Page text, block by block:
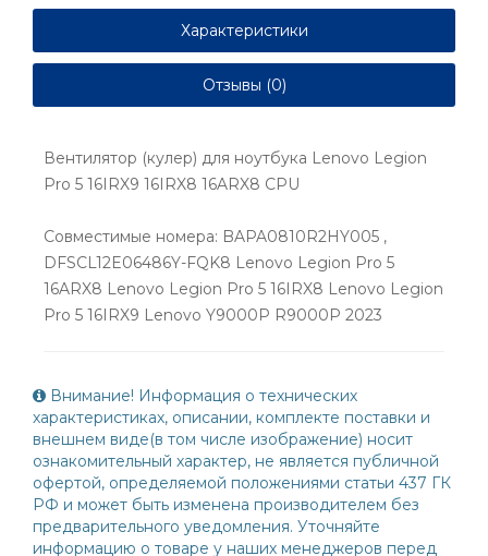
Характеристики
Отзывы (0)
Вентилятор (кулер) для ноутбука Lenovo Legion
Pro 5 16IRX9 16IRX8 16ARX8 CPU
Совместимые номера: BAPA0810R2HY005 ,
DFSCL12E06486Y-FQK8 Lenovo Legion Pro 5
16ARX8 Lenovo Legion Pro 5 16IRX8 Lenovo Legion
Pro 5 16IRX9 Lenovo Y9000P R9000P 2023
Внимание! Информация о технических
характеристиках, описании, комплекте поставки и
внешнем виде(в том числе изображение) носит
ознакомительный характер, не является публичной
офертой, определяемой положениями статьи 437 ГК
РФ и может быть изменена производителем без
предварительного уведомления. Уточняйте
информацию о товаре у наших менеджеров перед